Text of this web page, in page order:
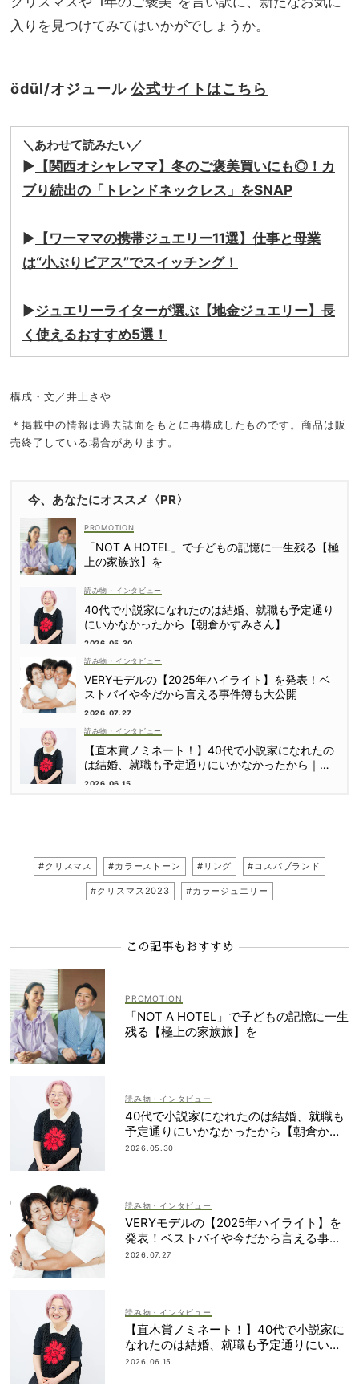
入りを見つけてみてはいかがでしょうか。
ödül/オジュール 公式サイトはこちら
＼あわせて読みたい／
▶ 【関西オシャレママ】冬のご褒美買いにも◎！カ
ブり続出の「トレンドネックレス」をSNAP
▶ 【ワーママの携帯ジュエリー11選】仕事と母業
は“小ぶりピアス”でスイッチング！
▶ジュエリーライターが選ぶ【地金ジュエリー】長
く使えるおすすめ5選！
構成・文／井上さや
＊掲載中の情報は過去誌面をもとに再構成したものです。商品は販
売終了している場合があります。
今、あなたにオススメ〈PR〉
「NOT A HOTEL」で子どもの記憶に一生残る【極
上の家族旅】を
読み物・インタビュー
40代で小説家になれたのは結婚、就職も予定通り
にいかなかったから【朝倉かすみさん】
2026.05.30
読み物・インタビュー
VERYモデルの【2025年ハイライト】を発表！ベ
ストバイや今だから言える事件簿も大公開
2026.07.27
読み物・インタビュー
【直木賞ノミネート！】40代で小説家になれたの
は結婚、就職も予定通りにいかなかったから｜朝
倉かすみさん
2026.06.15
#クリスマス #カラーストーン #リング #コスパブランド
#クリスマス2023 #カラージュエリー
この記事もおすすめ
「NOT A HOTEL」で子どもの記憶に一生
残る【極上の家族旅】を
読み物・インタビュー
40代で小説家になれたのは結婚、就職も
予定通りにいかなかったから【朝倉かす
みさん】
2026.05.30
読み物・インタビュー
VERYモデルの【2025年ハイライト】を
発表！ベストバイや今だから言える事件
簿も大公開
2026.07.27
読み物・インタビュー
【直木賞ノミネート！】40代で小説家に
なれたのは結婚、就職も予定通りにいか
なかったから｜朝倉かすみさん
2026.06.15